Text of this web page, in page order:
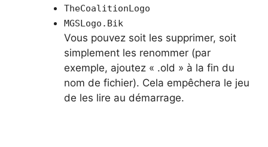
TheCoalitionLogo
MGSLogo.Bik
Vous pouvez soit les supprimer, soit
simplement les renommer (par
exemple, ajoutez « .old » à la fin du
nom de fichier). Cela empêchera le jeu
de les lire au démarrage.